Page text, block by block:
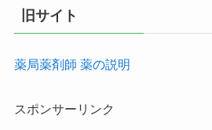
旧サイト
薬局薬剤師 薬の説明
スポンサーリンク